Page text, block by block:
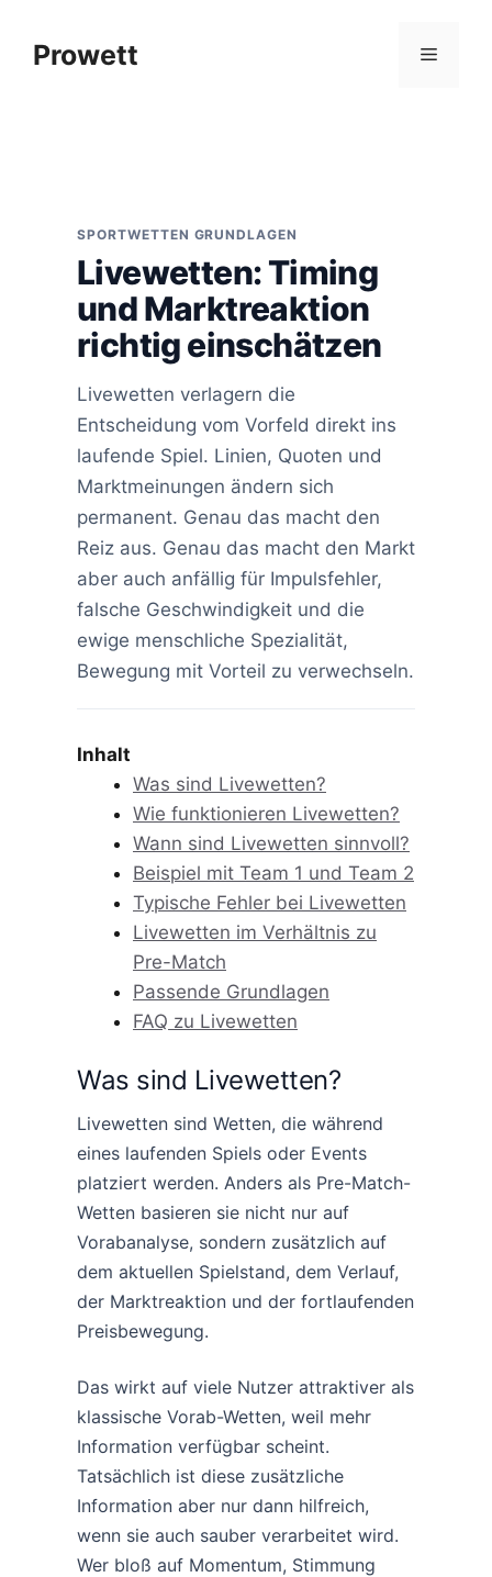
Inhalt
springen
Prowett Menü
SPORTWETTEN GRUNDLAGEN
Livewetten: Timing
und Marktreaktion
richtig einschätzen
Livewetten verlagern die
Entscheidung vom Vorfeld direkt ins
laufende Spiel. Linien, Quoten und
Marktmeinungen ändern sich
permanent. Genau das macht den
Reiz aus. Genau das macht den Markt
aber auch anfällig für Impulsfehler,
falsche Geschwindigkeit und die
ewige menschliche Spezialität,
Bewegung mit Vorteil zu verwechseln.
Inhalt
Was sind Livewetten?
Wie funktionieren Livewetten?
Wann sind Livewetten sinnvoll?
Beispiel mit Team 1 und Team 2
Typische Fehler bei Livewetten
Livewetten im Verhältnis zu
Pre-Match
Passende Grundlagen
FAQ zu Livewetten
Was sind Livewetten?
Livewetten sind Wetten, die während
eines laufenden Spiels oder Events
platziert werden. Anders als Pre-Match-
Wetten basieren sie nicht nur auf
Vorabanalyse, sondern zusätzlich auf
dem aktuellen Spielstand, dem Verlauf,
der Marktreaktion und der fortlaufenden
Preisbewegung.
Das wirkt auf viele Nutzer attraktiver als
klassische Vorab-Wetten, weil mehr
Information verfügbar scheint.
Tatsächlich ist diese zusätzliche
Information aber nur dann hilfreich,
wenn sie auch sauber verarbeitet wird.
Wer bloß auf Momentum, Stimmung